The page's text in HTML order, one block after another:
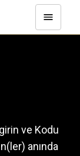
ve Kodu
anında